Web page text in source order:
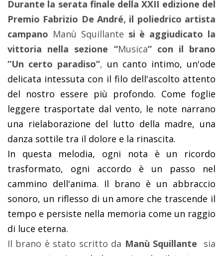
Durante la serata finale della XXII edizione del
Premio Fabrizio De André, il poliedrico artista
campano Manù Squillante si è aggiudicato la
vittoria nella sezione “Musica” con il brano
“Un certo paradiso”, un canto intimo, un'ode
delicata intessuta con il filo dell'ascolto attento
del nostro essere più profondo. Come foglie
leggere trasportate dal vento, le note narrano
una rielaborazione del lutto della madre, una
danza sottile tra il dolore e la rinascita.
In questa melodia, ogni nota è un ricordo
trasformato, ogni accordo è un passo nel
cammino dell'anima. Il brano è un abbraccio
sonoro, un riflesso di un amore che trascende il
tempo e persiste nella memoria come un raggio
di luce eterna.
Il brano è stato scritto da Manù Squillante
sia